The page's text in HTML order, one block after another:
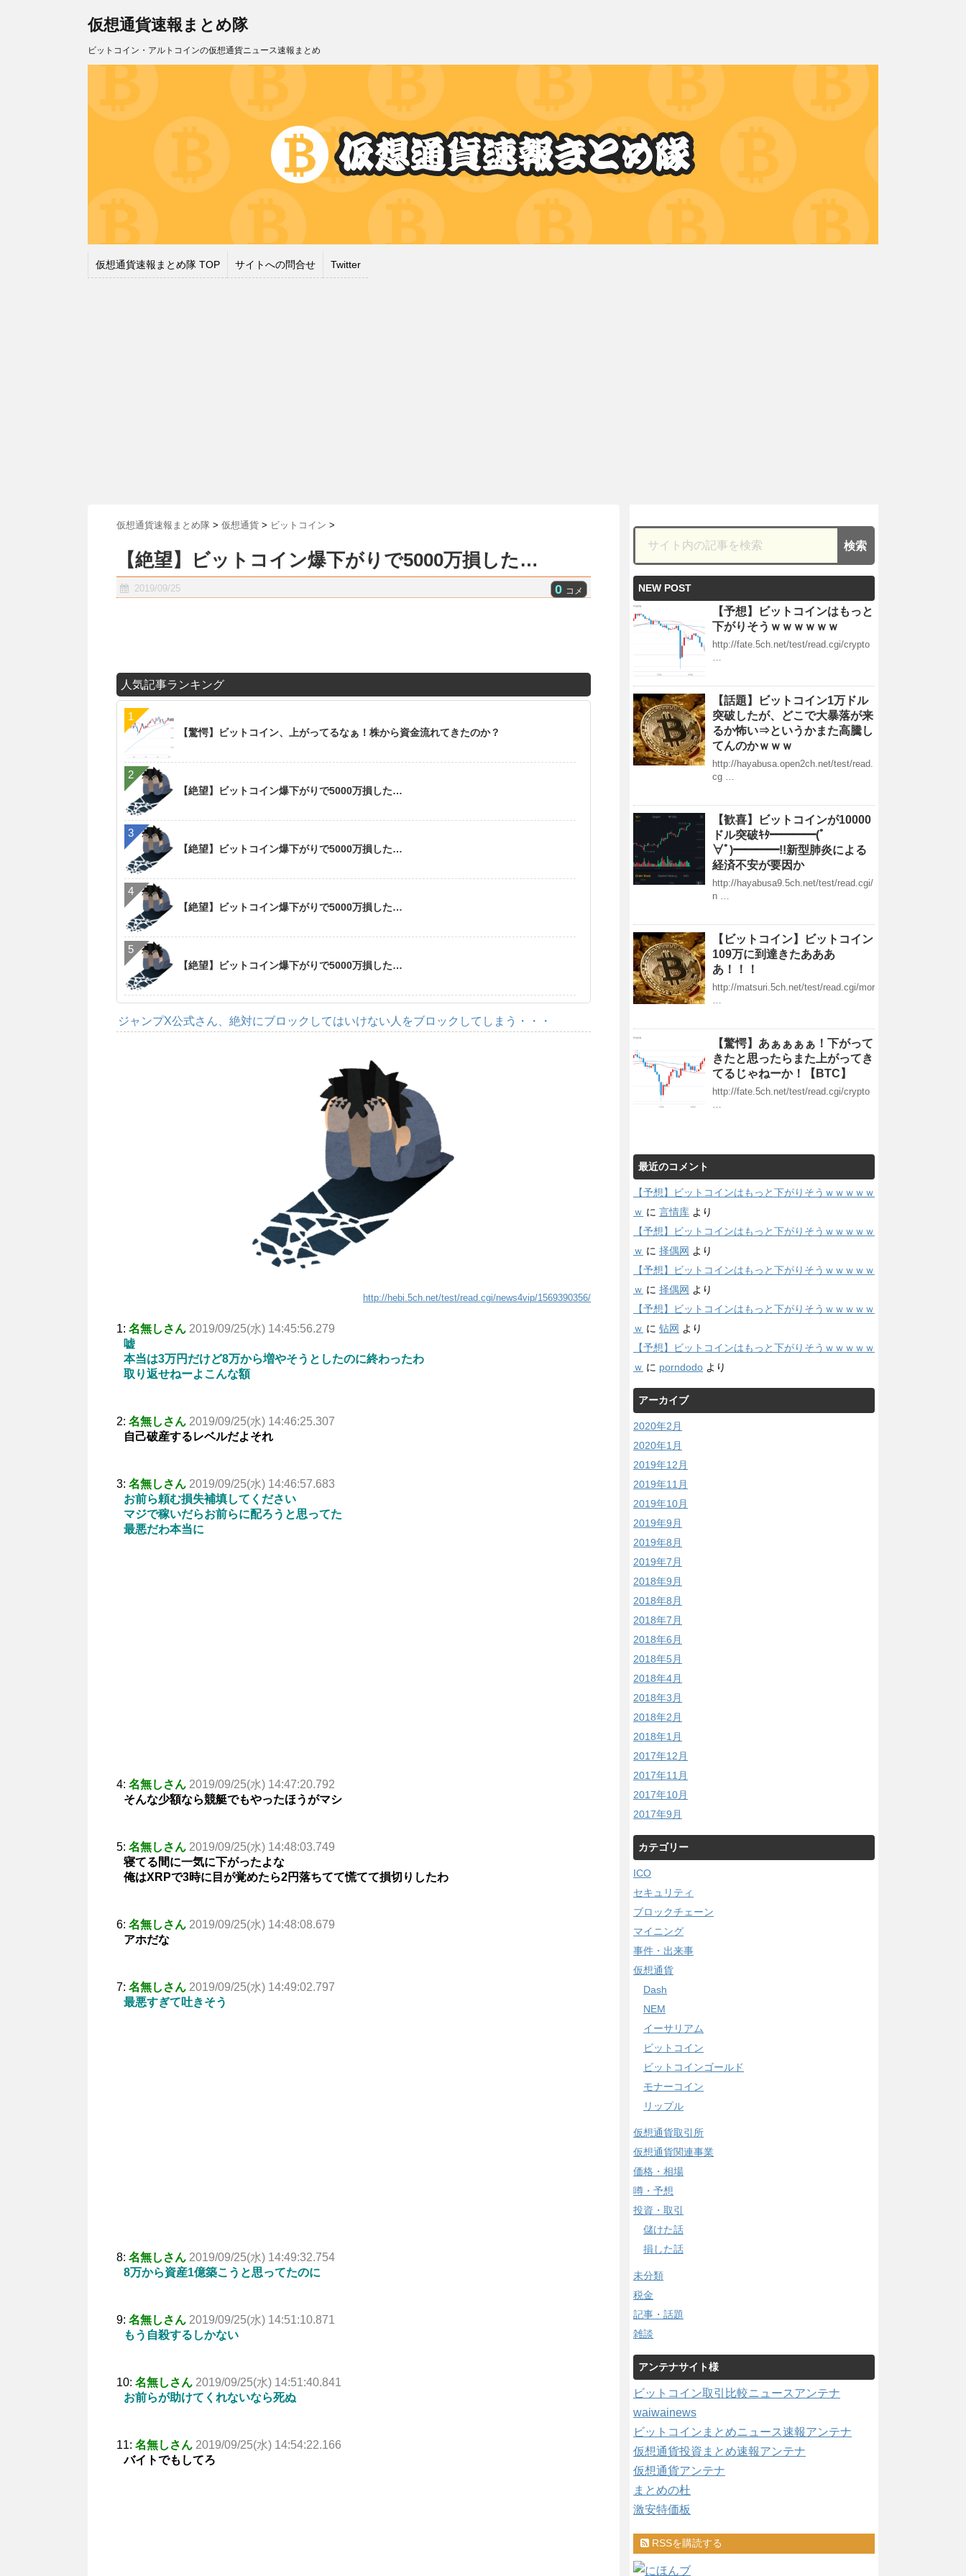
仮想通貨速報まとめ隊
ビットコイン・アルトコインの仮想通貨ニュース速報まとめ
仮想通貨速報まとめ隊 TOP サイトへの問合せ Twitter
仮想通貨速報まとめ隊 > 仮想通貨 > ビットコイン >
【絶望】ビットコイン爆下がりで5000万損した…
2019/09/25 0 コメ
人気記事ランキング
【驚愕】ビットコイン、上がってるなぁ！株から資金流れてきたのか？
【絶望】ビットコイン爆下がりで5000万損した…
【絶望】ビットコイン爆下がりで5000万損した…
【絶望】ビットコイン爆下がりで5000万損した…
【絶望】ビットコイン爆下がりで5000万損した…
ジャンプX公式さん、絶対にブロックしてはいけない人をブロックしてしまう・・・
http://hebi.5ch.net/test/read.cgi/news4vip/1569390356/
1: 名無しさん 2019/09/25(水) 14:45:56.279
嘘
本当は3万円だけど8万から増やそうとしたのに終わったわ
取り返せねーよこんな額
2: 名無しさん 2019/09/25(水) 14:46:25.307
自己破産するレベルだよそれ
3: 名無しさん 2019/09/25(水) 14:46:57.683
お前ら頼む損失補填してください
マジで稼いだらお前らに配ろうと思ってた
最悪だわ本当に
4: 名無しさん 2019/09/25(水) 14:47:20.792
そんな少額なら競艇でもやったほうがマシ
5: 名無しさん 2019/09/25(水) 14:48:03.749
寝てる間に一気に下がったよな
俺はXRPで3時に目が覚めたら2円落ちてて慌てて損切りしたわ
6: 名無しさん 2019/09/25(水) 14:48:08.679
アホだな
7: 名無しさん 2019/09/25(水) 14:49:02.797
最悪すぎて吐きそう
8: 名無しさん 2019/09/25(水) 14:49:32.754
8万から資産1億築こうと思ってたのに
9: 名無しさん 2019/09/25(水) 14:51:10.871
もう自殺するしかない
10: 名無しさん 2019/09/25(水) 14:51:40.841
お前らが助けてくれないなら死ぬ
11: 名無しさん 2019/09/25(水) 14:54:22.166
バイトでもしてろ
NEW POST
【予想】ビットコインはもっと
下がりそうｗｗｗｗｗｗ
http://fate.5ch.net/test/read.cgi/crypto
…
【話題】ビットコイン1万ドル
突破したが、どこで大暴落が来
るか怖い⇒というかまた高騰し
てんのかｗｗｗ
http://hayabusa.open2ch.net/test/read.
cg …
【歓喜】ビットコインが10000
ドル突破ｷﾀ━━━━(ﾟ
∀ﾟ)━━━━!!新型肺炎による
経済不安が要因か
http://hayabusa9.5ch.net/test/read.cgi/
n …
【ビットコイン】ビットコイン
109万に到達きたあああ
あ！！！
http://matsuri.5ch.net/test/read.cgi/mor
…
【驚愕】あぁぁぁぁ！下がって
きたと思ったらまた上がってき
てるじゃねーか！【BTC】
http://fate.5ch.net/test/read.cgi/crypto
…
最近のコメント
【予想】ビットコインはもっと下がりそうｗｗｗｗｗ
ｗ に 言情库 より
【予想】ビットコインはもっと下がりそうｗｗｗｗｗ
ｗ に 择偶网 より
【予想】ビットコインはもっと下がりそうｗｗｗｗｗ
ｗ に 择偶网 より
【予想】ビットコインはもっと下がりそうｗｗｗｗｗ
ｗ に 钻网 より
【予想】ビットコインはもっと下がりそうｗｗｗｗｗ
ｗ に porndodo より
アーカイブ
2020年2月
2020年1月
2019年12月
2019年11月
2019年10月
2019年9月
2019年8月
2019年7月
2018年9月
2018年8月
2018年7月
2018年6月
2018年5月
2018年4月
2018年3月
2018年2月
2018年1月
2017年12月
2017年11月
2017年10月
2017年9月
カテゴリー
ICO
セキュリティ
ブロックチェーン
マイニング
事件・出来事
仮想通貨
Dash
NEM
イーサリアム
ビットコイン
ビットコインゴールド
モナーコイン
リップル
仮想通貨取引所
仮想通貨関連事業
価格・相場
噂・予想
投資・取引
儲けた話
損した話
未分類
税金
記事・話題
雑談
アンテナサイト様
ビットコイン取引比較ニュースアンテナ
waiwainews
ビットコインまとめニュース速報アンテナ
仮想通貨投資まとめ速報アンテナ
仮想通貨アンテナ
まとめの杜
激安特価板
RSSを購読する